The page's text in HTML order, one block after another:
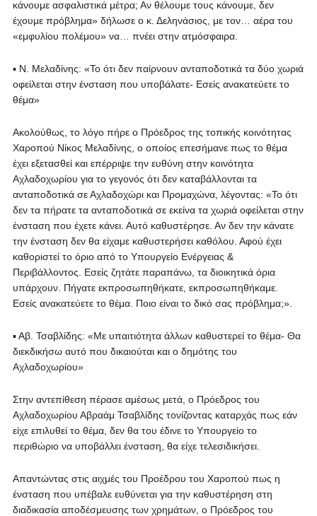
κάνουμε ασφαλιστικά μέτρα; Αν θέλουμε τους κάνουμε, δεν
έχουμε πρόβλημα» δήλωσε ο κ. Δεληνάσιος, με τον… αέρα του
«εμφυλίου πολέμου» να… πνέει στην ατμόσφαιρα.
▪ Ν. Μελαδίνης: «Το ότι δεν παίρνουν ανταποδοτικά τα δύο χωριά
οφείλεται στην ένσταση που υποβάλατε- Εσείς ανακατεύετε το
θέμα»
Ακολούθως, το λόγο πήρε ο Πρόεδρος της τοπικής κοινότητας
Χαροπού Νίκος Μελαδίνης, ο οποίος επεσήμανε πως το θέμα
έχει εξετασθεί και επέρριψε την ευθύνη στην κοινότητα
Αχλαδοχωρίου για το γεγονός ότι δεν καταβάλλονται τα
ανταποδοτικά σε Αχλαδοχώρι και Προμαχώνα, λέγοντας: «Το ότι
δεν τα πήρατε τα ανταποδοτικά σε εκείνα τα χωριά οφείλεται στην
ένσταση που έχετε κάνει. Αυτό καθυστέρησε. Αν δεν την κάνατε
την ένσταση δεν θα είχαμε καθυστερήσει καθόλου. Αφού έχει
καθοριστεί το όριο από το Υπουργείο Ενέργειας &
Περιβάλλοντος. Εσείς ζητάτε παραπάνω, τα διοικητικά όρια
υπάρχουν. Πήγατε εκπροσωπηθήκατε, εκπροσωπηθήκαμε.
Εσείς ανακατεύετε το θέμα. Ποιο είναι το δικό σας πρόβλημα;».
▪ Αβ. Τσαβλίδης: «Με υπαιτιότητα άλλων καθυστερεί το θέμα- Θα
διεκδικήσω αυτό που δικαιούται και ο δημότης του
Αχλαδοχωρίου»
Στην αντεπίθεση πέρασε αμέσως μετά, ο Πρόεδρος του
Αχλαδοχωρίου Αβραάμ Τσαβλίδης τονίζοντας καταρχάς πως εάν
είχε επιλυθεί το θέμα, δεν θα του έδινε το Υπουργείο το
περιθώριο να υποβάλλει ένσταση, θα είχε τελεσιδικήσει.
Απαντώντας στις αιχμές του Προέδρου του Χαροπού πως η
ένσταση που υπέβαλε ευθύνεται για την καθυστέρηση στη
διαδικασία αποδέσμευσης των χρημάτων, ο Πρόεδρος του